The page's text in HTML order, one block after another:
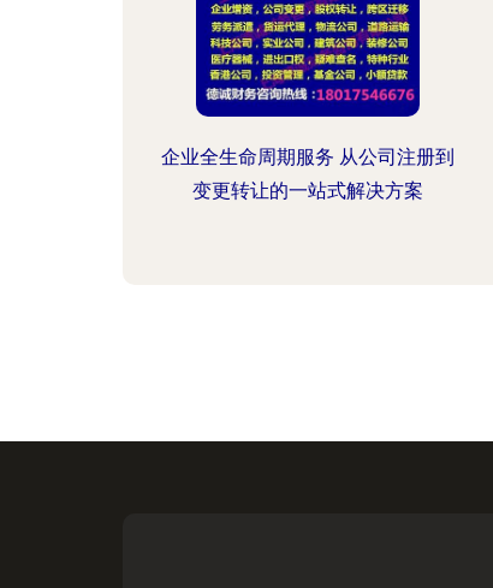
企业全生命周期服务 从公司注册到
变更转让的一站式解决方案